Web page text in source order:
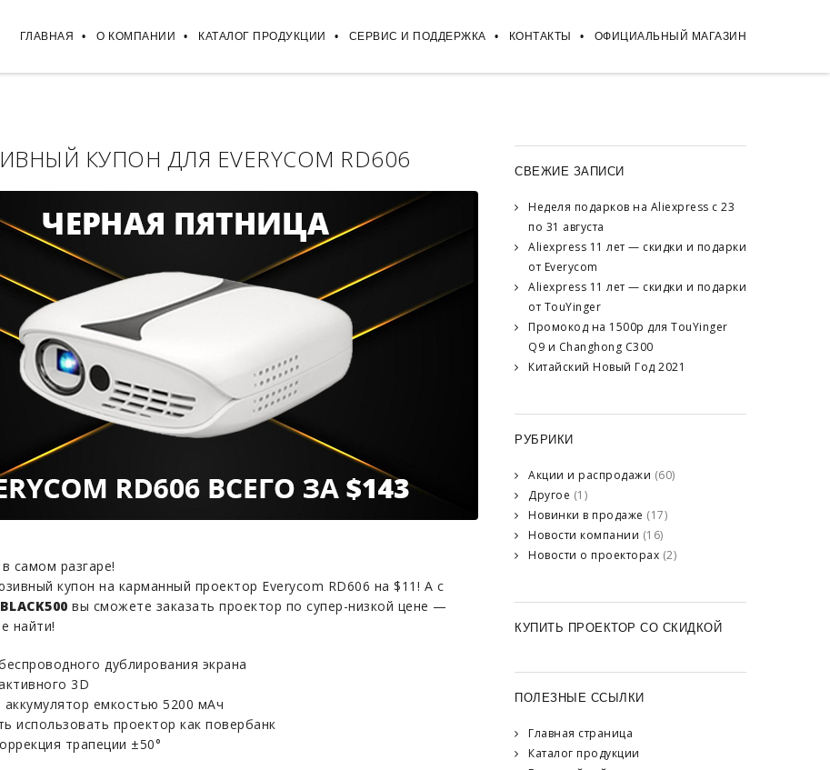
ГЛАВНАЯ О КОМПАНИИ КАТАЛОГ ПРОДУКЦИИ СЕРВИС И ПОДДЕРЖКА КОНТАКТЫ ОФИЦИАЛЬНЫЙ МАГАЗИН
КУПОН ДЛЯ EVERYCOM RD606
самом разгаре!
купон на карманный проектор Everycom RD606 на $11! А с
вы сможете заказать проектор по супер-низкой цене —
найти!
дублирования экрана
3D
емкостью 5200 мАч
использовать проектор как повербанк
трапеции ±50°
СВЕЖИЕ ЗАПИСИ
Неделя подарков на Aliexpress с 23
по 31 августа
Aliexpress 11 лет — скидки и подарки
от Everycom
Aliexpress 11 лет — скидки и подарки
от TouYinger
Промокод на 1500р для TouYinger
Q9 и Changhong C300
Китайский Новый Год 2021
РУБРИКИ
Акции и распродажи (60)
Другое (1)
Новинки в продаже (17)
Новости компании (16)
Новости о проекторах (2)
КУПИТЬ ПРОЕКТОР СО СКИДКОЙ
ПОЛЕЗНЫЕ ССЫЛКИ
Главная страница
Каталог продукции